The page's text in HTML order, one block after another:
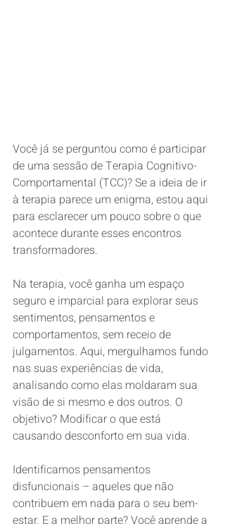
Você já se perguntou como é participar
de uma sessão de Terapia Cognitivo-
Comportamental (TCC)? Se a ideia de ir
à terapia parece um enigma, estou aqui
para esclarecer um pouco sobre o que
acontece durante esses encontros
transformadores.
Na terapia, você ganha um espaço
seguro e imparcial para explorar seus
sentimentos, pensamentos e
comportamentos, sem receio de
julgamentos. Aqui, mergulhamos fundo
nas suas experiências de vida,
analisando como elas moldaram sua
visão de si mesmo e dos outros. O
objetivo? Modificar o que está
causando desconforto em sua vida.
Identificamos pensamentos
disfuncionais – aqueles que não
contribuem em nada para o seu bem-